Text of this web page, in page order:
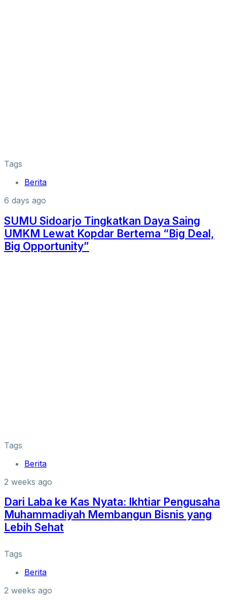
Tags
Berita
6 days ago
SUMU Sidoarjo Tingkatkan Daya Saing
UMKM Lewat Kopdar Bertema “Big Deal,
Big Opportunity”
Tags
Berita
2 weeks ago
Dari Laba ke Kas Nyata: Ikhtiar Pengusaha
Muhammadiyah Membangun Bisnis yang
Lebih Sehat
Tags
Berita
2 weeks ago